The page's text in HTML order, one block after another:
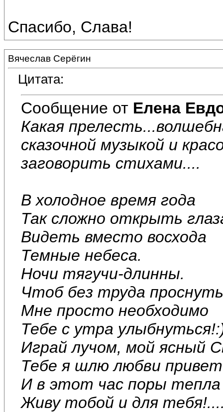
Спасибо, Слава!
Вячеслав Серёгин
Цитата:
Сообщение от Елена
Какая
сказочной музыкой и
заговорить стихами....
В холодное время года
Так сложно открыть
Видеть вместо восхода
Темные небеса.
Ночи тягучи-длинны.
Чтоб без труда
Мне просто необходимо
Тебе с утра
Играй лучом, мой ясный
Тебе я шлю любви
И в этот час поры тепла
Живу тобой и для